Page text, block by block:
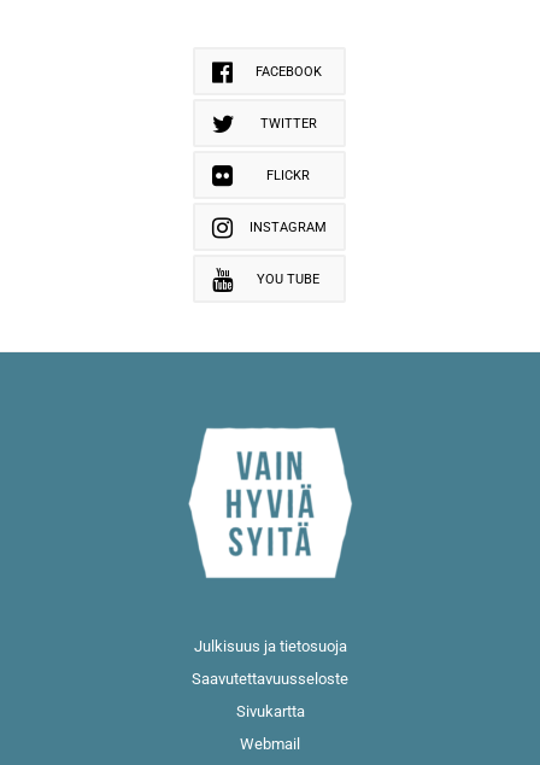
FACEBOOK
TWITTER
FLICKR
INSTAGRAM
YOU TUBE
Julkisuus ja tietosuoja
Saavutettavuusseloste
Sivukartta
Webmail